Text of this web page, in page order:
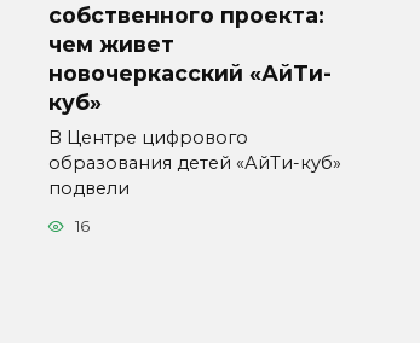
собственного проекта:
чем живет
новочеркасский «АйТи-
куб»
В Центре цифрового
образования детей «АйТи-куб»
подвели
16